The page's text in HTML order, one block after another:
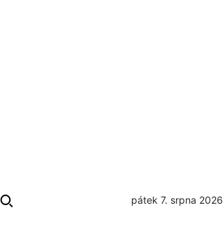
pátek 7. srpna 2026